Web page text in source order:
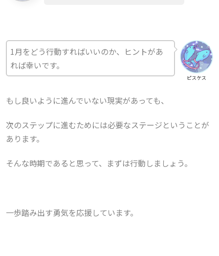
ピスケス
1月をどう行動すればいいのか、ヒントがあ
れば幸いです。
もし良いように進んでいない現実があっても、
次のステップに進むためには必要なステージということが
あります。
そんな時期であると思って、まずは行動しましょう。
一歩踏み出す勇気を応援しています。